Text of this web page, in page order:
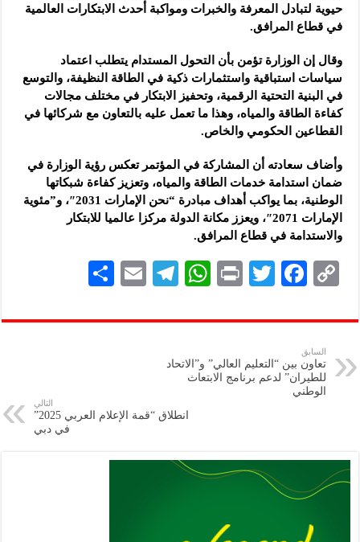
حيوية لتبادل المعرفة والخبرات ومواكبة أحدث الابتكارات العالمية
في قطاع المرافق.
وقال إن الوزارة تؤمن بأن التحول المستدام يتطلب اعتماد
سياسات استباقية واستثمارات ذكية في الطاقة النظيفة، والتوسع
في البنية التحتية الرقمية، وتحفيز الابتكار في مختلف مجالات
كفاءة الطاقة والمياه، وهذا ما تعمل عليه بالتعاون مع شركائها في
القطاعين الحكومي والخاص.
وأضاف سعادته أن المشاركة في المؤتمر تعكس رؤية الوزارة في
ضمان استدامة خدمات الطاقة والمياه، وتعزيز كفاءة شبكاتها
الوطنية، بما يواكب أهداف مبادرة “نحن الإمارات 2031″، و”مئوية
الإمارات 2071″، ويعزز مكانة الدولة مركزا عالميا للابتكار
والاستدامة في قطاع المرافق.
C
p
y
Li
n
F
eb
k
T
tt
P
nt
W
at
A
p
Te
gr
E
ai
ar
السابق
تعاون بين “التعليم العالي” و”الاتحاد
للطيران” لدعم برنامج الابتعاث
الوطني
التالي
انطلاق “قمة الإعلام العربي 2025”
في دبي